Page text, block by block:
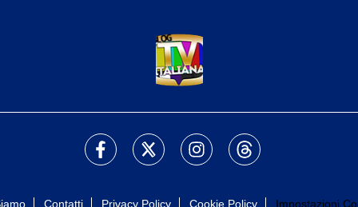
Contatti Privacy Policy Cookie Policy Impostazioni